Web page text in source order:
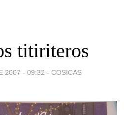
titiriteros
2007 - 09:32 - COSICAS